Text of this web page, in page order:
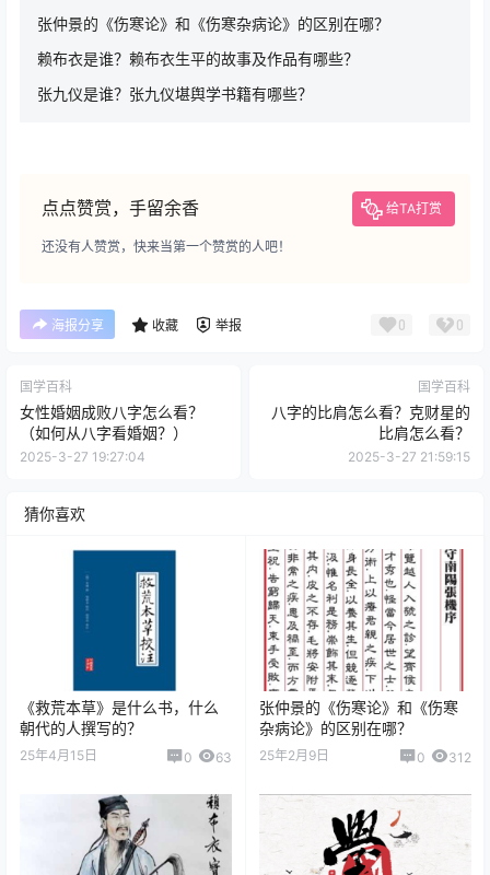
张仲景的《伤寒论》和《伤寒杂病论》的区别在哪？
赖布衣是谁？赖布衣生平的故事及作品有哪些？
张九仪是谁？张九仪堪舆学书籍有哪些？
点点赞赏，手留余香 给TA打赏
还没有人赞赏，快来当第一个赞赏的人吧！
海报分享 收藏 举报 0 0
国学百科
女性婚姻成败八字怎么看？
（如何从八字看婚姻？）
2025-3-27 19:27:04
国学百科
八字的比肩怎么看？克财星的
比肩怎么看？
2025-3-27 21:59:15
猜你喜欢
《救荒本草》是什么书，什么
朝代的人撰写的？
25年4月15日 0 63
张仲景的《伤寒论》和《伤寒
杂病论》的区别在哪？
25年2月9日 0 312